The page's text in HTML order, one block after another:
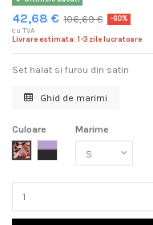
42,68 € 106,69 € -60%
cu TVA
Livrare estimata: 1-3 zile lucratoare
Set halat si furou din satin
Ghid de marimi
Culoare
Multicolor baroc
Lila cu negru
Marime